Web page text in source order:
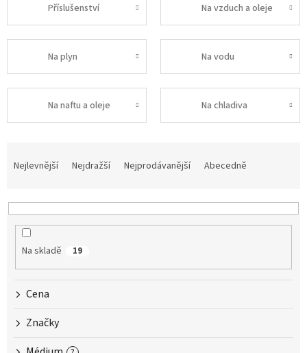
Příslušenství Na vzduch a oleje
Na plyn Na vodu
Na naftu a oleje Na chladiva
n
Nejlevnější Nejdražší Nejprodávanější Abecedně
Na skladě 19
Cena
Značky